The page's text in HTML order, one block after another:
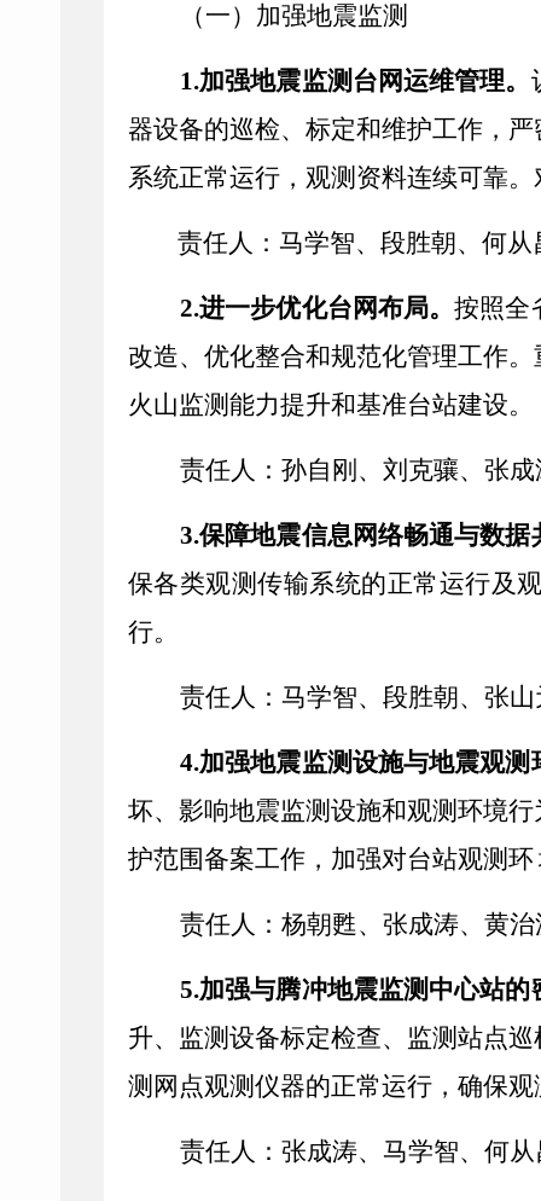
（一）加强地震监测
1.加强地震监测台网运维管理。
器设备的巡检、标定和维护工作，
系统正常运行，观测资料连续可靠
责任人：马学智、段胜朝、何
2.进一步优化台网布局。按照全
改造、优化整合和规范化管理工作
火山监测能力提升和基准台站建设。
责任人：孙自刚、刘克骧、 张成
3.保障地震信息网络畅通与数据
保各类观测传输系统的正常运行及
行。
责任人：马学智、段胜朝、张
4.加强地震监测设施与地震观测
坏、影响地震监测设施和观测环境
护范围备案工作，加强对台站观测环
责任人：杨朝甦、 张成涛、黄
5.加强与腾冲地震监测中心站的
升、监测设备标定检查、监测站点
测网点观测仪器的正常运行，确保
责任人： 张成涛、马学智、何从